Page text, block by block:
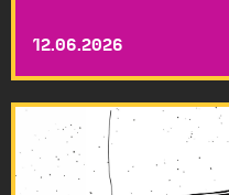
12.06.2026